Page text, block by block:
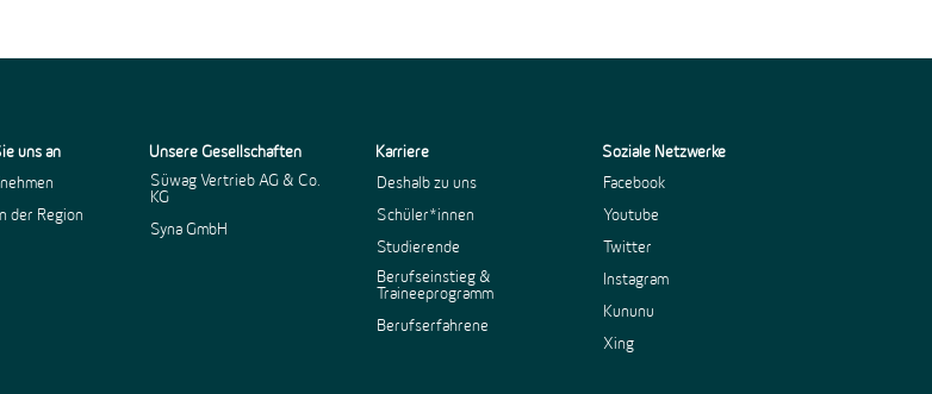
uns an
der Region
Unsere Gesellschaften
Süwag Vertrieb AG & Co.
KG
Syna GmbH
Karriere
Deshalb zu uns
Schüler*innen
Studierende
Berufseinstieg &
Traineeprogramm
Berufserfahrene
Soziale Netzwerke
Facebook
Youtube
Twitter
Instagram
Kununu
Xing